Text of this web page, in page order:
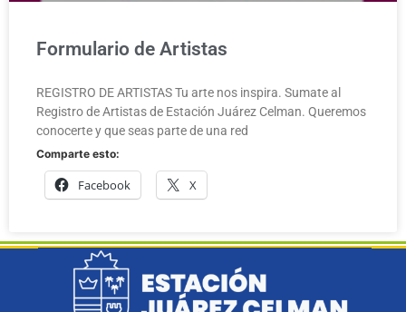
Formulario de Artistas
REGISTRO DE ARTISTAS Tu arte nos inspira. Sumate al
Registro de Artistas de Estación Juárez Celman. Queremos
conocerte y que seas parte de una red
Comparte esto:
Facebook X